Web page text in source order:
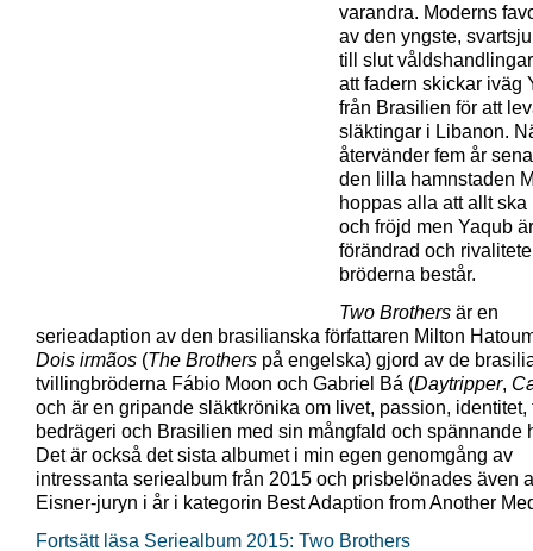
varandra. Moderns
av den yngste,
till slut
att fadern skickar iväg
från Brasilien för att
släktingar i Libanon.
återvänder fem år
den lilla hamnstaden
hoppas alla att allt ska
och fröjd men Yaqub är
förändrad och
bröderna består.
Two Brothers är en
serieadaption av den brasilianska författaren Milton
Dois irmãos (The Brothers på engelska) gjord av de
tvillingbröderna Fábio Moon och Gabriel Bá (Daytripper,
och är en gripande släktkrönika om livet, passion, identitet,
bedrägeri och Brasilien med sin mångfald och spännande
Det är också det sista albumet i min egen genomgång av
intressanta seriealbum från 2015 och prisbelönades även
Eisner-juryn i år i kategorin Best Adaption from Another
Fortsätt läsa Seriealbum 2015: Two Brothers